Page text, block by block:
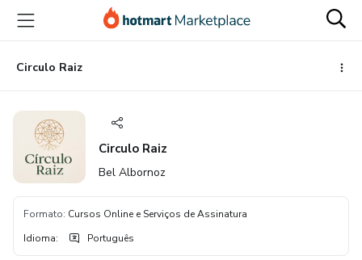
para
conteúdo
principal
para
pagamento
para
rodapéCirculo Raiz
Circulo Raiz
Bel Albornoz
Formato: Cursos Online e Serviços de Assinatura
Idioma: Português